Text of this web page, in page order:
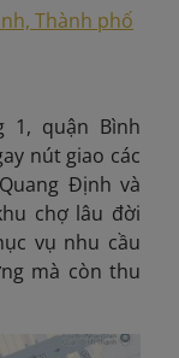
Thành phố
1, quận Bình
nút giao các
Định và
chợ lâu đời
vụ nhu cầu
mà còn thu